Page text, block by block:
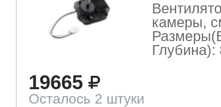
камеры,
Глубина):
19665
Осталось 2 штуки